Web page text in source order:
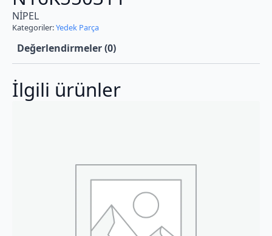
NİPEL
Kategoriler:Yedek Parça
Değerlendirmeler (0)
İlgili ürünler